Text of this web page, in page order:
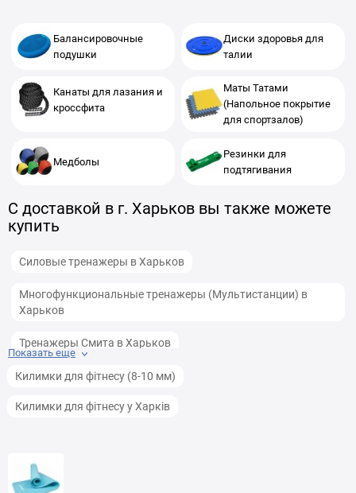
Балансировочные
подушки
Диски здоровья для
талии
Канаты для лазания и
кроссфита
Маты Татами
(Напольное покрытие
для спортзалов)
Медболы
Резинки для
подтягивания
С доставкой в г. Харьков вы также можете
купить
Силовые тренажеры в Харьков
Многофункциональные тренажеры (Мультистанции) в
Харьков
Тренажеры Смита в Харьков
Снарядные перчатки (битки) для груши в Харьков
Резинки для фитнеса и спорта в Харьков
Тренажеры Трицепс машины в Харьков
Показать еще
Килимки для фітнесу (8-10 мм)
Килимки для фітнесу у Харків